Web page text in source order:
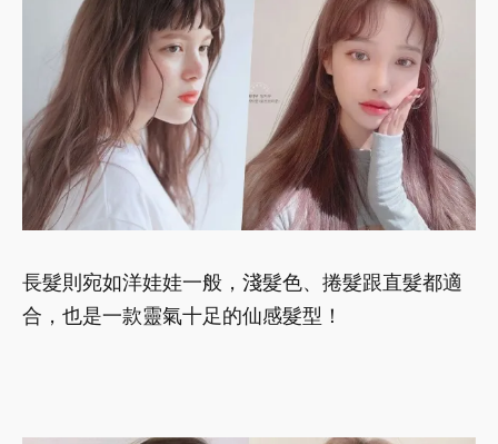
長髮則宛如洋娃娃一般，淺髮色、捲髮跟直髮都適
合，也是一款靈氣十足的仙感髮型！